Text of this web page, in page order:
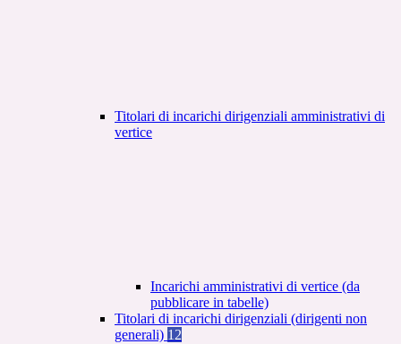
Titolari di incarichi dirigenziali amministrativi di
vertice
Incarichi amministrativi di vertice (da
pubblicare in tabelle)
Titolari di incarichi dirigenziali (dirigenti non
generali) 12